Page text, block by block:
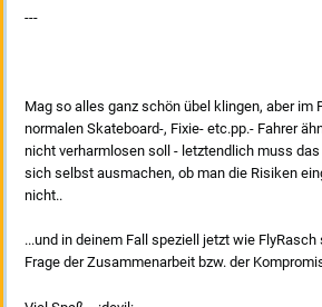
---
Mag so alles ganz schön übel klingen, aber im
normalen Skateboard-, Fixie- etc.pp.- Fahrer
nicht verharmlosen soll - letztendlich muss
sich selbst ausmachen, ob man die Risiken
nicht..
...und in deinem Fall speziell jetzt wie
Frage der Zusammenarbeit bzw. der